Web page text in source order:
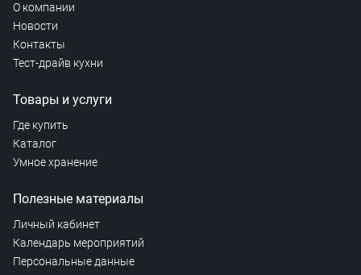
О компании
Новости
Контакты
Тест-драйв кухни
Товары и услуги
Где купить
Каталог
Умное хранение
Полезные материалы
Личный кабинет
Календарь мероприятий
Персональные данные